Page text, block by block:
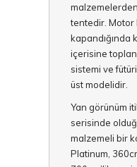
malzemelerden
tentedir. Motor
kapandığında
içerisine
sistemi ve
üst modelidir.
Yan görünüm
serisinde
malzemeli bir
Platinum,